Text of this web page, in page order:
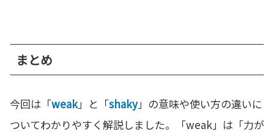
まとめ
今回は「weak」と「shaky」の意味や使い方の違いに
ついてわかりやすく解説しました。「weak」は「力が